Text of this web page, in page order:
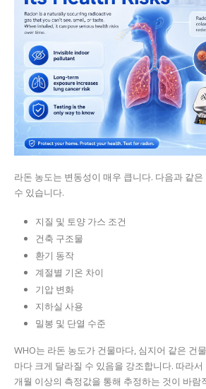
라돈 농도는 변동성이 매우 큽니다. 다음과 같
수 있습니다.
지질 및 토양 가스 조건
건축 구조물
환기 동작
계절별 기온 차이
기압 변화
지하실 사용
밀봉 및 단열 수준
WHO는 라돈 농도가 건물마다, 심지어 같은 건
마다 크게 달라질 수 있음을 강조합니다. 따라
개월 이상의 측정값을 통해 추정하는 것이 바람